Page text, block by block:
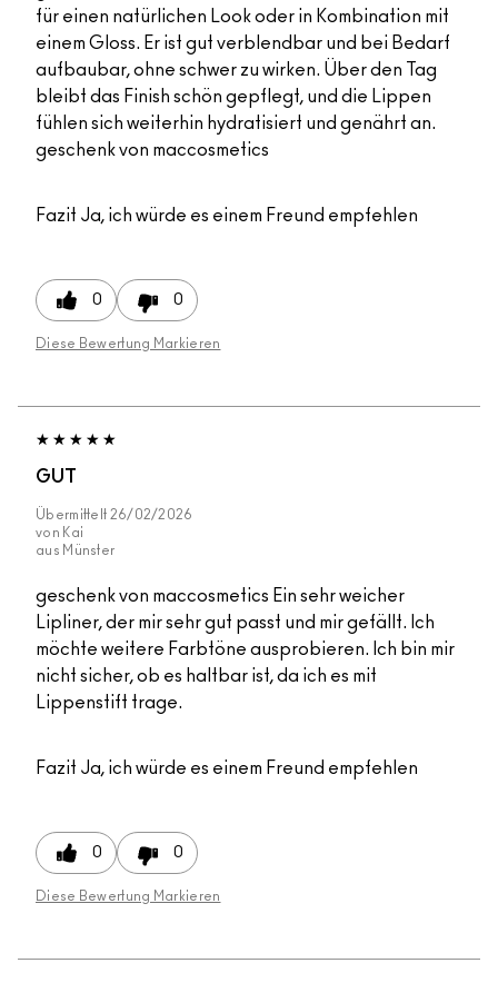
für einen natürlichen Look oder in Kombination mit
einem Gloss. Er ist gut verblendbar und bei Bedarf
aufbaubar, ohne schwer zu wirken. Über den Tag
bleibt das Finish schön gepflegt, und die Lippen
fühlen sich weiterhin hydratisiert und genährt an.
geschenk von maccosmetics
Fazit Ja, ich würde es einem Freund empfehlen
0 0
Diese Bewertung Markieren
GUT
Übermittelt 26/02/2026
von Kai
aus Münster
geschenk von maccosmetics Ein sehr weicher
Lipliner, der mir sehr gut passt und mir gefällt. Ich
möchte weitere Farbtöne ausprobieren. Ich bin mir
nicht sicher, ob es haltbar ist, da ich es mit
Lippenstift trage.
Fazit Ja, ich würde es einem Freund empfehlen
0 0
Diese Bewertung Markieren